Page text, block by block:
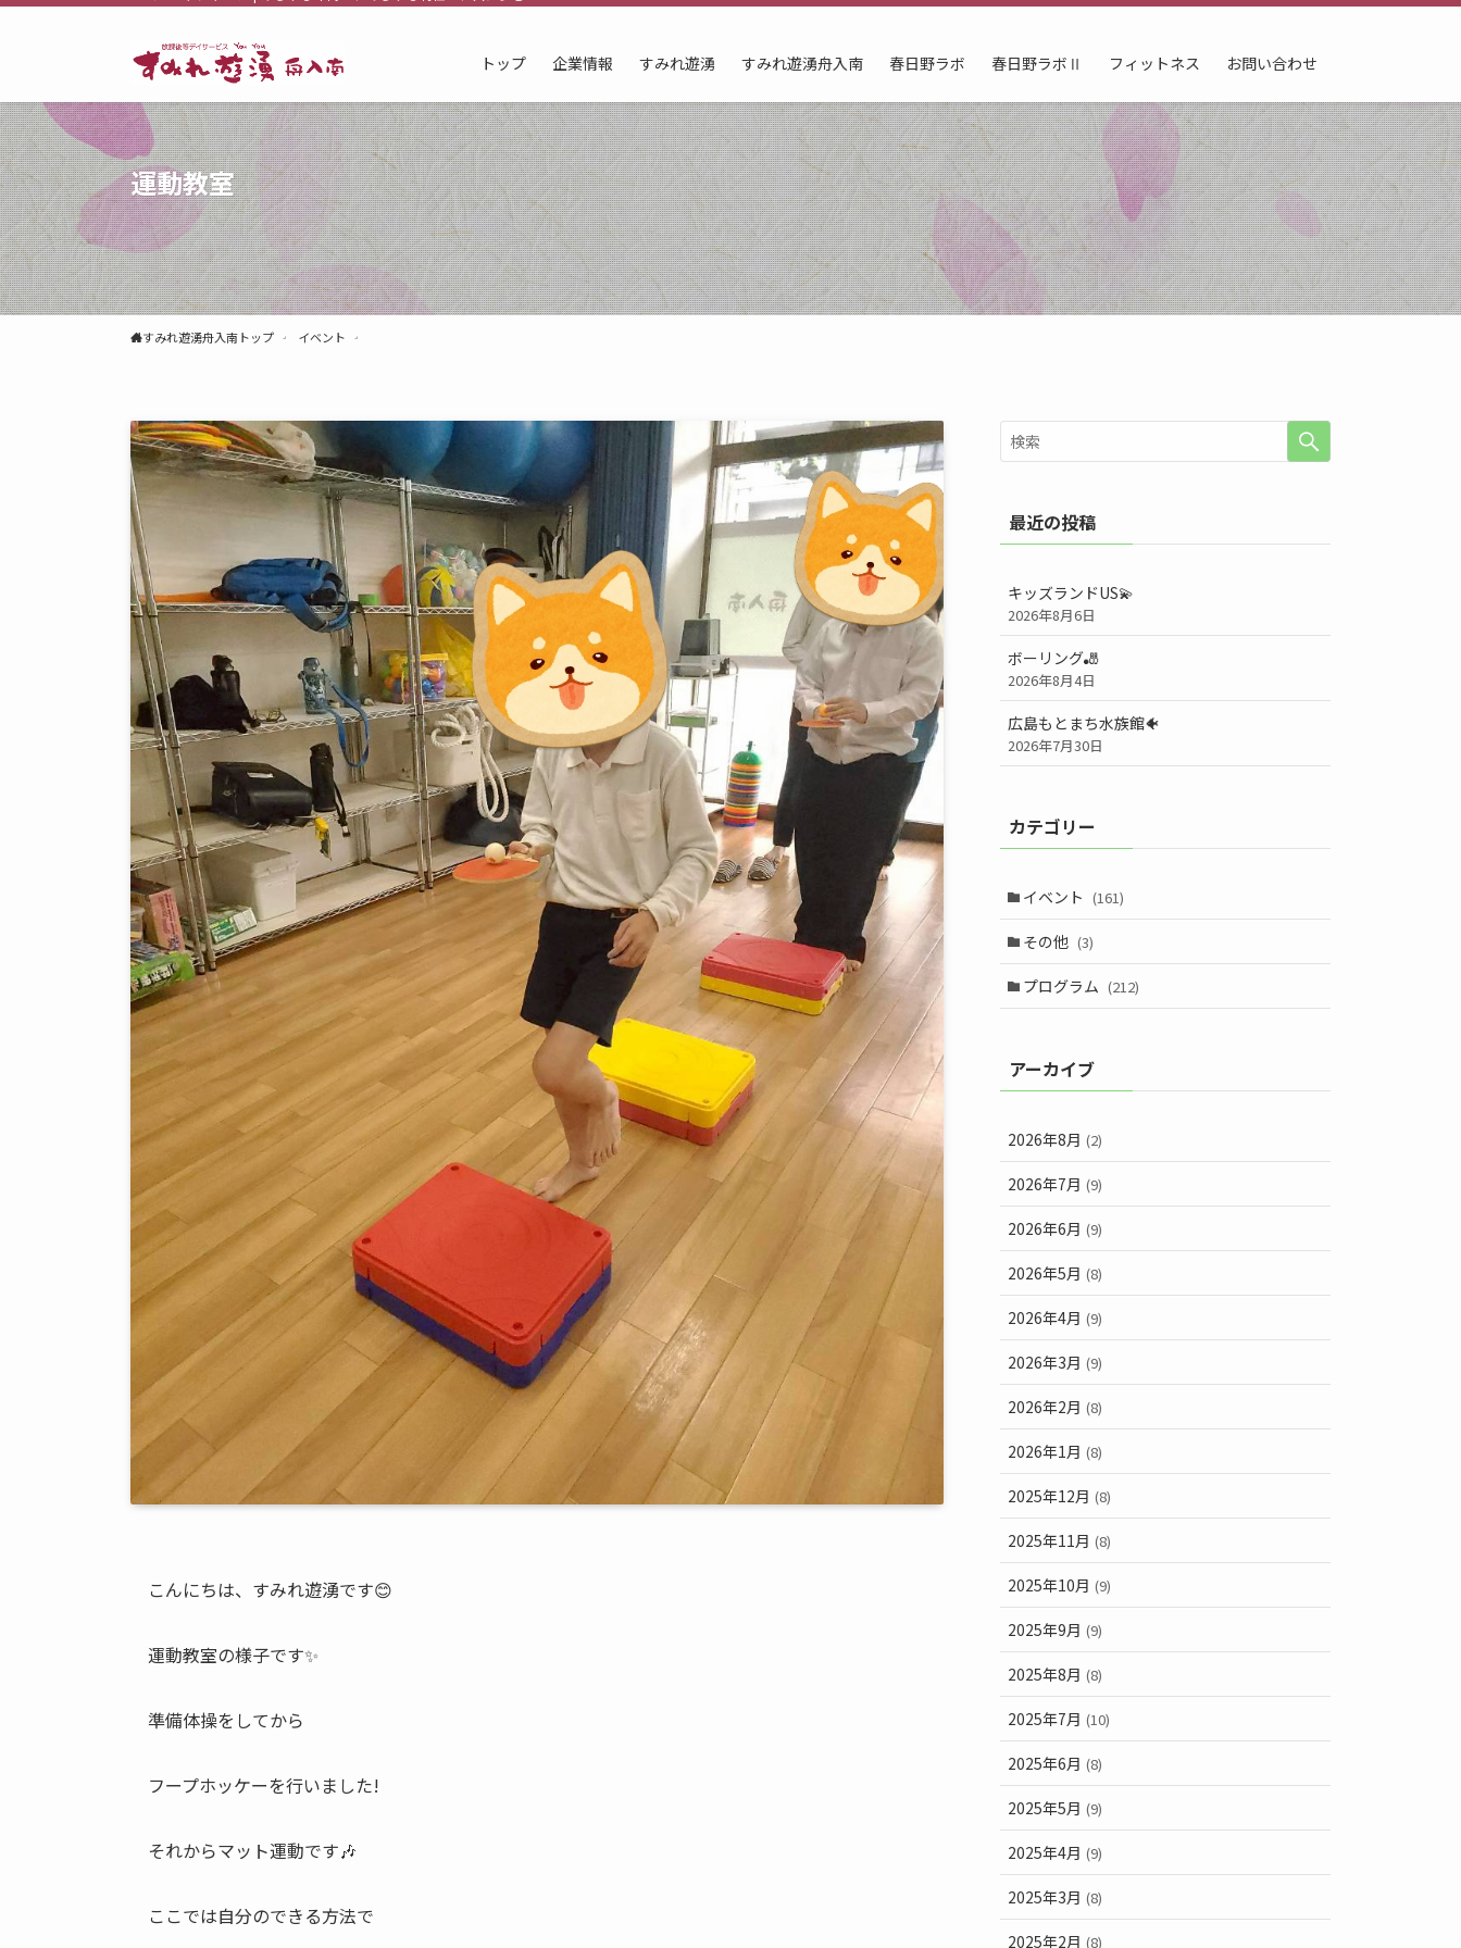
トップ 企業情報 すみれ遊湧 すみれ遊湧舟入南 春日野ラボ 春日野ラボⅡ フィットネス お問い合わせ
運動教室
すみれ遊湧舟入南トップ イベント
こんにちは、すみれ遊湧です😊
運動教室の様子です✨
準備体操をしてから
フープホッケーを行いました!
それからマット運動です🎶
ここでは自分のできる方法で
最近の投稿
キッズランドUS💫
2026年8月6日
ボーリング🎳
2026年8月4日
広島もとまち水族館🐠
2026年7月30日
カテゴリー
イベント (161)
その他 (3)
プログラム (212)
アーカイブ
2026年8月 (2)
2026年7月 (9)
2026年6月 (9)
2026年5月 (8)
2026年4月 (9)
2026年3月 (9)
2026年2月 (8)
2026年1月 (8)
2025年12月 (8)
2025年11月 (8)
2025年10月 (9)
2025年9月 (9)
2025年8月 (8)
2025年7月 (10)
2025年6月 (8)
2025年5月 (9)
2025年4月 (9)
2025年3月 (8)
2025年2月 (8)